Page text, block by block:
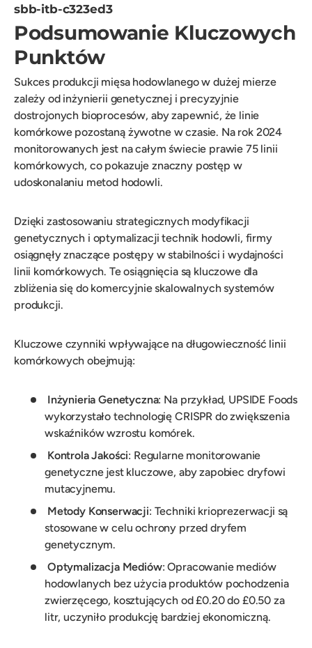
sbb-itb-c323ed3
Podsumowanie Kluczowych
Punktów
Sukces produkcji mięsa hodowlanego w dużej mierze
zależy od inżynierii genetycznej i precyzyjnie
dostrojonych bioprocesów, aby zapewnić, że linie
komórkowe pozostaną żywotne w czasie. Na rok 2024
monitorowanych jest na całym świecie prawie 75 linii
komórkowych, co pokazuje znaczny postęp w
udoskonalaniu metod hodowli.
Dzięki zastosowaniu strategicznych modyfikacji
genetycznych i optymalizacji technik hodowli, firmy
osiągnęły znaczące postępy w stabilności i wydajności
linii komórkowych. Te osiągnięcia są kluczowe dla
zbliżenia się do komercyjnie skalowalnych systemów
produkcji.
Kluczowe czynniki wpływające na długowieczność linii
komórkowych obejmują:
Inżynieria Genetyczna: Na przykład, UPSIDE Foods
wykorzystało technologię CRISPR do zwiększenia
wskaźników wzrostu komórek.
Kontrola Jakości: Regularne monitorowanie
genetyczne jest kluczowe, aby zapobiec dryfowi
mutacyjnemu.
Metody Konserwacji: Techniki krioprezerwacji są
stosowane w celu ochrony przed dryfem
genetycznym.
Optymalizacja Mediów: Opracowanie mediów
hodowlanych bez użycia produktów pochodzenia
zwierzęcego, kosztujących od £0.20 do £0.50 za
litr, uczyniło produkcję bardziej ekonomiczną.